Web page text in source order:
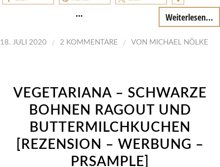
… Weiterlesen...
18. JULI 2020 / 2 KOMMENTARE / VON MICHAEL NÖLKE
VEGETARIANA – SCHWARZE
BOHNEN RAGOUT UND
BUTTERMILCHKUCHEN
[REZENSION – WERBUNG –
PRSAMPLE]